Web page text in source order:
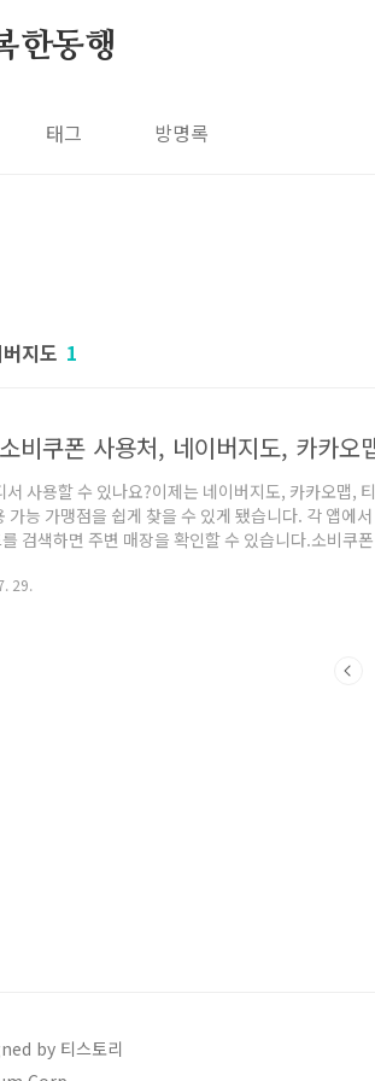
한동행
태그 방명록
지도 1
서 사용할 수 있나요?이제는 네이버지도, 카카오맵,
가능 가맹점을 쉽게 찾을 수 있게 됐습니다. 각 앱에
검색하면 주변 매장을 확인할 수 있습니다.소비쿠
카오맵, 티맵별 사용법을 정리해드릴게요. 네이버지
29.
by 티스토리